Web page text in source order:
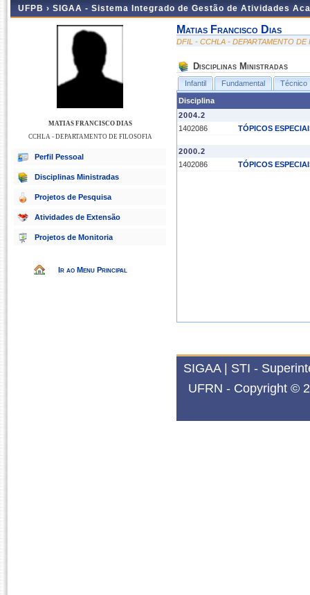
UFPB › SIGAA - Sistema Integrado de Gestão de Atividades
MATIAS FRANCISCO DIAS
CCHLA - DEPARTAMENTO DE FILOSOFIA
Perfil Pessoal
Disciplinas Ministradas
Projetos de Pesquisa
Atividades de Extensão
Projetos de Monitoria
Ir ao Menu Principal
Matias Francisco Dias
DFIL - CCHLA - DEPARTAMENTO DE
Disciplinas Ministradas
Infantil Fundamental Técnico
Disciplina
2004.2
1402086
TÓPICOS
2000.2
1402086
TÓPICOS
SIGAA | STI -
UFRN - Copyright ©